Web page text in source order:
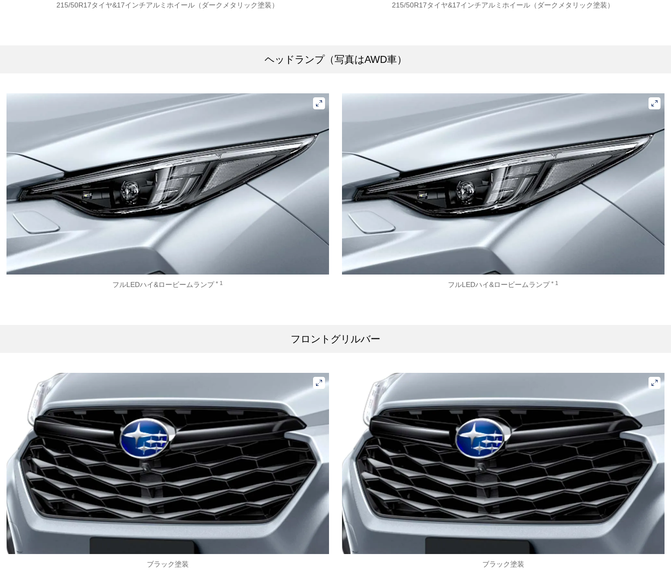
215/50R17タイヤ&17インチアルミホイール（ダークメタリック塗装） 215/50R17タイヤ&17インチアルミホイール（ダークメタリック塗装）
ヘッドランプ（写真はAWD車）
フルLEDハイ&ロービームランプ＊1 フルLEDハイ&ロービームランプ＊1
フロントグリルバー
ブラック塗装 ブラック塗装